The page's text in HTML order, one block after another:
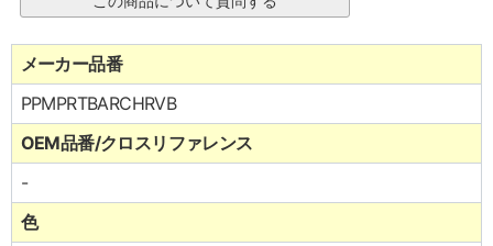
メーカー品番
PPMPRTBARCHRVB
OEM品番/クロスリファレンス
-
色